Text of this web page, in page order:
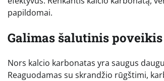
papildomai.
Galimas šalutinis
Nors kalcio karbonatas yra saugus
Reaguodamas su skrandžio rūgštimi,